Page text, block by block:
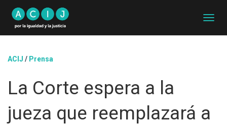
A
D
O
ACIJ / Prensa
La Corte espera a la
jueza que reemplazará a